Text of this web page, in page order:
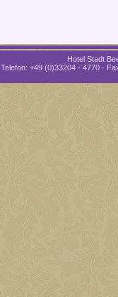
Hotel Stadt
Telefon: +49 (0)33204 - 4770 ·